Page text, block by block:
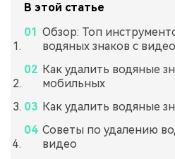
В этой статье
Обзор: Топ
водяных знаков с видео
Как удалить водяные
мобильных
Как удалить водяные
Советы по удалению
видео